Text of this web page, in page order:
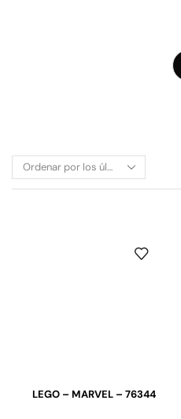
LEGO – MARVEL – 76344